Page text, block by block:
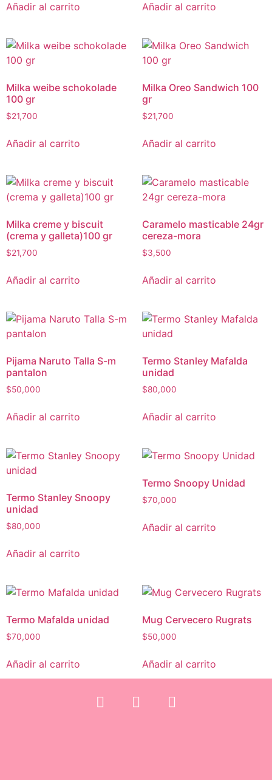
Añadir al carrito Añadir al carrito
Milka weibe schokolade
100 gr
$21,700
Añadir al carrito
Milka Oreo Sandwich 100
gr
$21,700
Añadir al carrito
Milka creme y biscuit
(crema y galleta)100 gr
$21,700
Añadir al carrito
Caramelo masticable 24gr
cereza-mora
$3,500
Añadir al carrito
Pijama Naruto Talla S-m
pantalon
$50,000
Añadir al carrito
Termo Stanley Mafalda
unidad
$80,000
Añadir al carrito
Termo Stanley Snoopy
unidad
$80,000
Añadir al carrito
Termo Snoopy Unidad
$70,000
Añadir al carrito
Termo Mafalda unidad
$70,000
Añadir al carrito
Mug Cervecero Rugrats
$50,000
Añadir al carrito